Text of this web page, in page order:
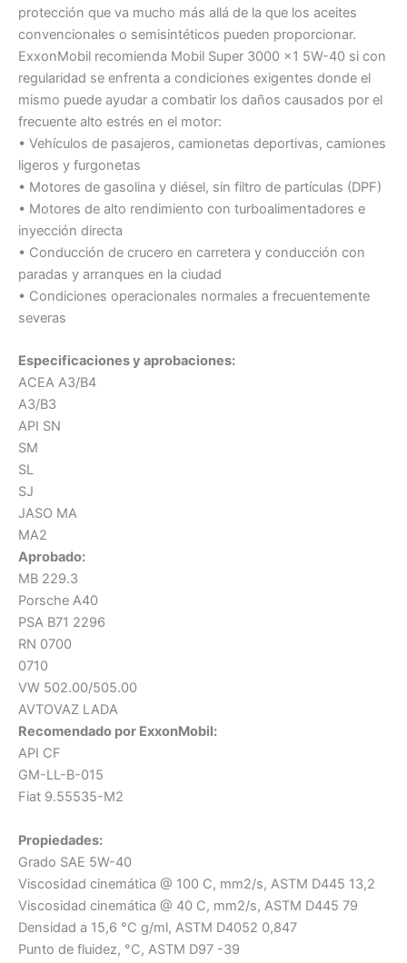
protección que va mucho más allá de la que los aceites
convencionales o semisintéticos pueden proporcionar.
ExxonMobil recomienda Mobil Super 3000 x1 5W-40 si con
regularidad se enfrenta a condiciones exigentes donde el
mismo puede ayudar a combatir los daños causados por el
frecuente alto estrés en el motor:
• Vehículos de pasajeros, camionetas deportivas, camiones
ligeros y furgonetas
• Motores de gasolina y diésel, sin filtro de partículas (DPF)
• Motores de alto rendimiento con turboalimentadores e
inyección directa
• Conducción de crucero en carretera y conducción con
paradas y arranques en la ciudad
• Condiciones operacionales normales a frecuentemente
severas
Especificaciones y aprobaciones:
ACEA A3/B4
A3/B3
API SN
SM
SL
SJ
JASO MA
MA2
Aprobado:
MB 229.3
Porsche A40
PSA B71 2296
RN 0700
0710
VW 502.00/505.00
AVTOVAZ LADA
Recomendado por ExxonMobil:
API CF
GM-LL-B-015
Fiat 9.55535-M2
Propiedades:
Grado SAE 5W-40
Viscosidad cinemática @ 100 C, mm2/s, ASTM D445 13,2
Viscosidad cinemática @ 40 C, mm2/s, ASTM D445 79
Densidad a 15,6 °C g/ml, ASTM D4052 0,847
Punto de fluidez, °C, ASTM D97 -39